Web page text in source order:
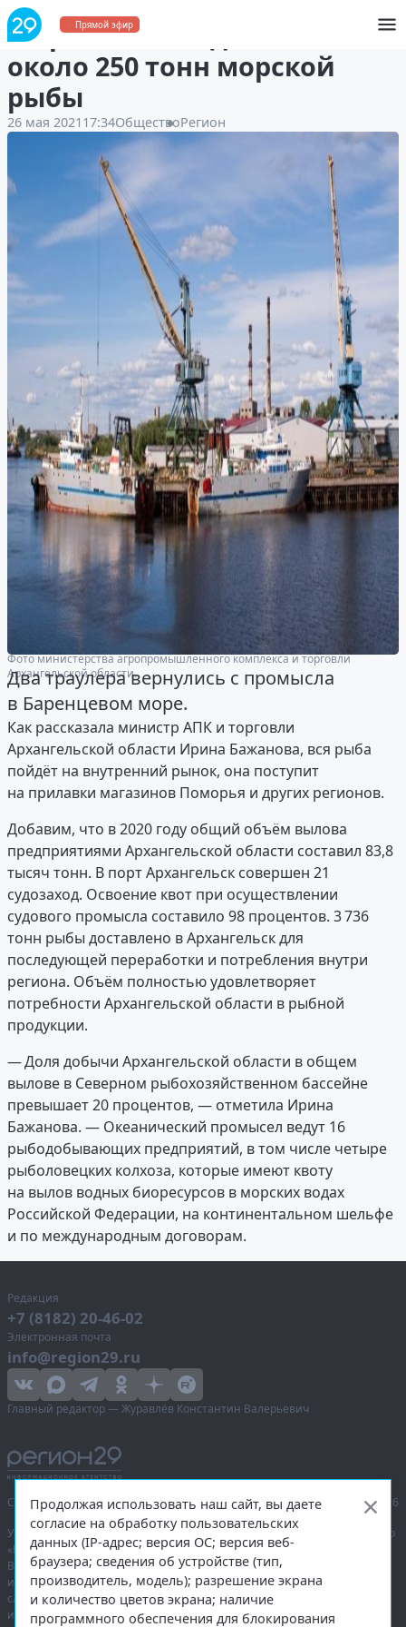
Прямой эфир
В Архангельск доставили
около 250 тонн морской
рыбы
26 мая 2021 17:34ОбществоРегион
Фото министерства агропромышленного комплекса и торговли
Архангельской области.
Два траулера вернулись с промысла
в Баренцевом море.
Как рассказала министр АПК и торговли
Архангельской области Ирина Бажанова, вся рыба
пойдёт на внутренний рынок, она поступит
на прилавки магазинов Поморья и других регионов.
Добавим, что в 2020 году общий объём вылова
предприятиями Архангельской области составил 83,8
тысяч тонн. В порт Архангельск совершен 21
судозаход. Освоение квот при осуществлении
судового промысла составило 98 процентов. 3 736
тонн рыбы доставлено в Архангельск для
последующей переработки и потребления внутри
региона. Объём полностью удовлетворяет
потребности Архангельской области в рыбной
продукции.
— Доля добычи Архангельской области в общем
вылове в Северном рыбохозяйственном бассейне
превышает 20 процентов, — отметила Ирина
Бажанова. — Океанический промысел ведут 16
рыбодобывающих предприятий, в том числе четыре
рыболовецких колхоза, которые имеют квоту
на вылов водных биоресурсов в морских водах
Российской Федерации, на континентальном шельфе
и по международным договорам.
Редакция
+7 (8182) 20-46-02
Электронная почта
info@region29.ru
Главный редактор — Журавлёв Константин Валерьевич
Сетевое издание «Информационное агентство Регион 29»,
© 2016–2026
Учредитель — общество с ограниченной ответственностью «Агентство
«Правда Севера».
Выписка из реестра зарегистрированных средств массовой
информации:ЭЛ № ФС 77-74226от 09.11.2018 выдано Федеральной
службой по надзору в сфере связи, информационных технологий
и массовых коммуникаций (Роскомнадзор).
Продолжая использовать наш сайт, вы даете
согласие на обработку пользовательских
данных (IP-адрес; версия ОС; версия веб-
браузера; сведения об устройстве (тип,
производитель, модель); разрешение экрана
и количество цветов экрана; наличие
программного обеспечения для блокирования